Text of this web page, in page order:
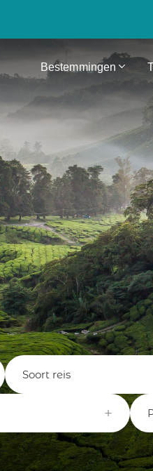
Bestemmingen
Soort reis